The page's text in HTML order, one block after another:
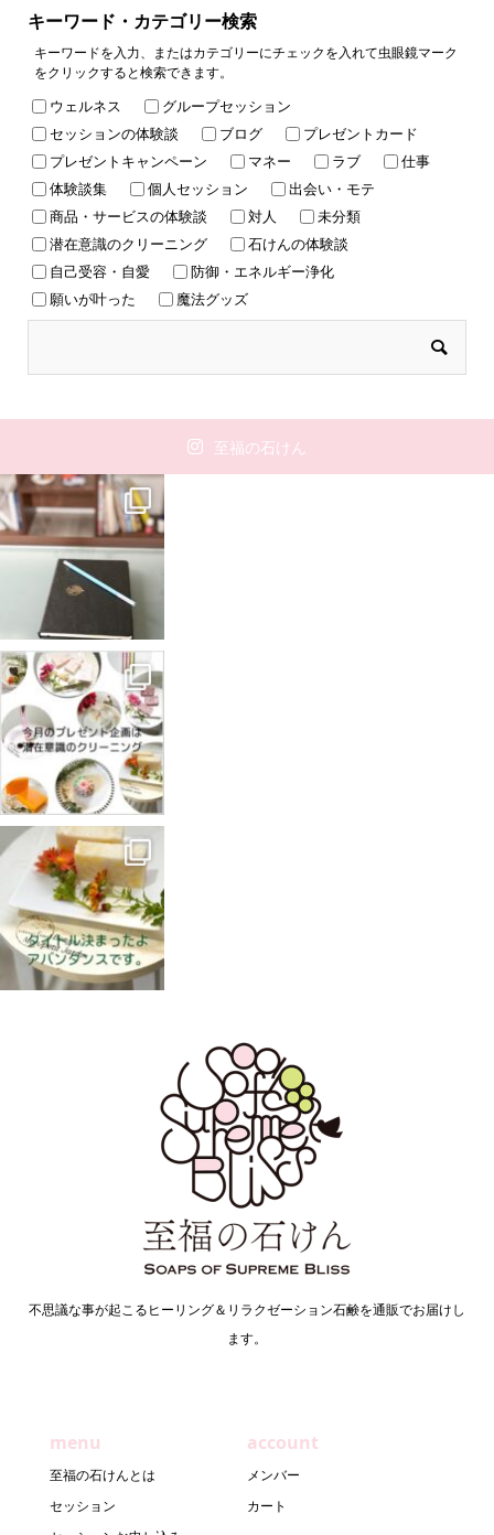
キーワード・カテゴリー検索
キーワードを入力、またはカテゴリーにチェックを入れて虫眼鏡マーク
をクリックすると検索できます。
ウェルネス
グループセッション
セッションの体験談
ブログ
プレゼントカード
プレゼントキャンペーン
マネー ラブ
仕事
体験談集
個人セッション
出会い・モテ
商品・サービスの体験談
対人
未分類
潜在意識のクリーニング
石けんの体験談
自己受容・自愛
防御・エネルギー浄化
願いが叶った
魔法グッズ
至福の石けん
不思議な事が起こるヒーリング＆リラクゼーション石鹸を通販でお届けし
ます。
menu
至福の石けんとは
セッション
account
メンバー
カート